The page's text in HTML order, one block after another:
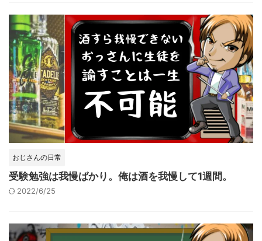
おじさんの日常
受験勉強は我慢ばかり。俺は酒を我慢して1週間。
2022/6/25